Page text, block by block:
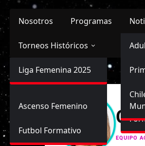
Nosotros Programas
Torneos Históricos
Primera División
Femenina
Liga Femenina 2025
Ascenso Femenino
Futbol Formativo
EQUIPO